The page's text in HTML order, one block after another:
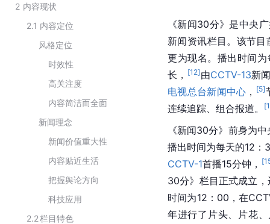
2 内容现状
2.1 内容定位
风格定位
时效性
高关注度
内容简洁而全面
新闻理念
新闻价值重大性
内容贴近生活
把握舆论方向
科技应用
2.2栏目特色
《新闻30分》是中央
新闻资讯栏目。该节
更为现名。播出时间
长， [12] 由CCTV-13新
电视总台新闻中心 ， [5]
连续追踪、组合报道。
[
《新闻30分》前身为
播出时间为每天的12：
CCTV-1首播15分钟， [
30分》栏目正式成立
时间为12：00，在
年进行了片头、片花